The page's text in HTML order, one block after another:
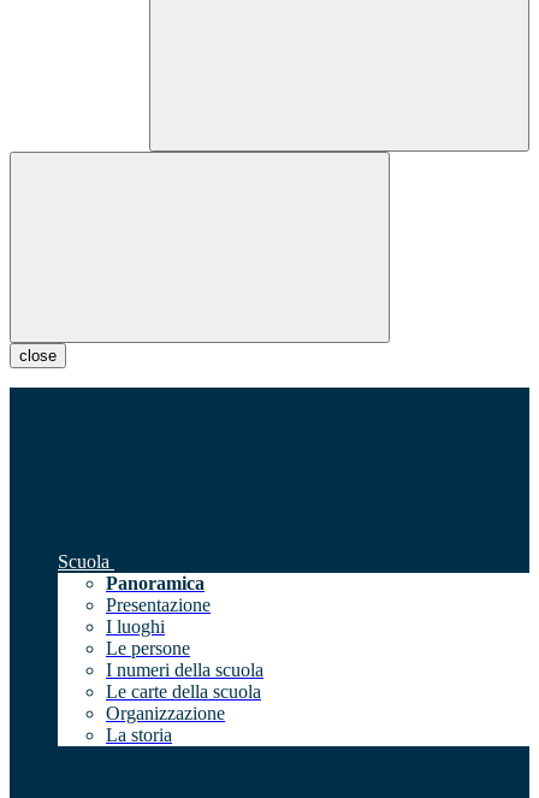
close
Scuola
Panoramica
Presentazione
I luoghi
Le persone
I numeri della scuola
Le carte della scuola
Organizzazione
La storia